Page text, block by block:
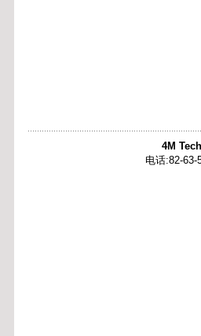
4M
电话:82-63-